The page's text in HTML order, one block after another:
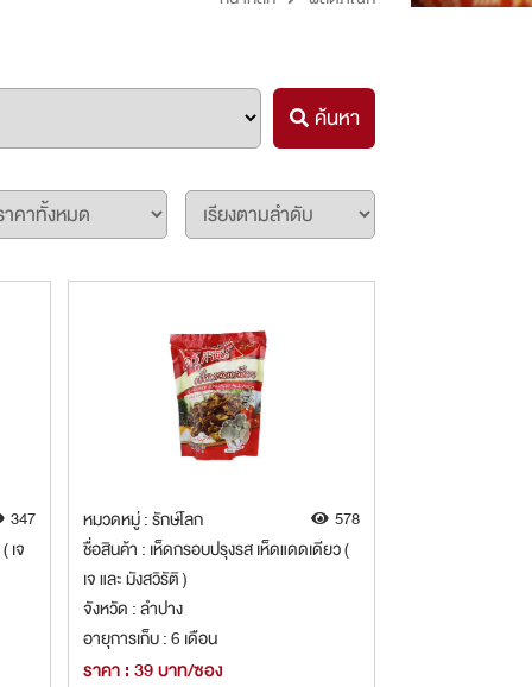
ค้นหา
347
เจ
หมวดหมู่ : รักษ์โลก 578
ชื่อสินค้า : เห็ดกรอบปรุงรส เห็ดแดดเดียว (
เจ และ มังสวิรัติ )
จังหวัด : ลำปาง
อายุการเก็บ : 6 เดือน
ราคา : 39 บาท/ซอง